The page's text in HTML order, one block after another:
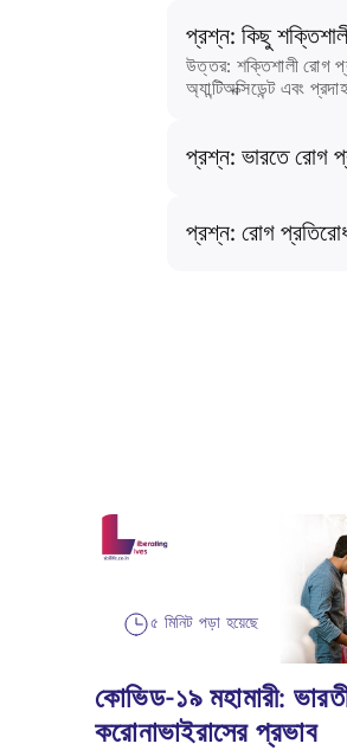
প্রশ্ন: কিছু
উত্তর: শক্তিশালী রোগ
অ্যান্টিঅক্সিডেন্ট এবং
প্রশ্ন: ভারতে রোগ
প্রশ্ন: রোগ প্রতিরোধ
৫ মিনিট পড়া হয়েছে
কোভিড-১৯ মহামারী:
করোনাভাইরাসের প্রভাব